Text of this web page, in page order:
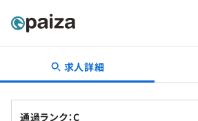
転職・キャリア求人詳細
通過ランク：C